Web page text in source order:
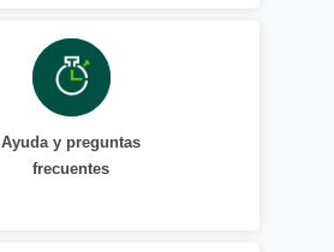
Ayuda y preguntas
frecuentes